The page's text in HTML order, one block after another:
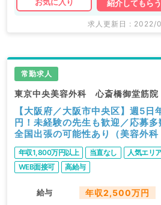
紹介してもらう
求人更新日 : 2022/
常勤求人
東京中央美容外科 心斎橋御堂筋院
【大阪府／大阪市中央区】週5
円！未経験の先生も歓迎／応募多
全国出張の可能性あり（美容外科
常勤）
年収1,800万円以上 当直なし 人気エリ
WEB面接可
高給与
給与 年収2,500万円